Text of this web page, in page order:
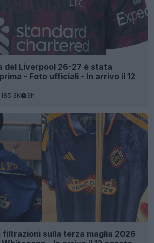
del Liverpool 26-27 è stata
- Foto ufficiali - In arrivo il 12
185.3K 3h
filtrazioni sulla terza maglia 2026